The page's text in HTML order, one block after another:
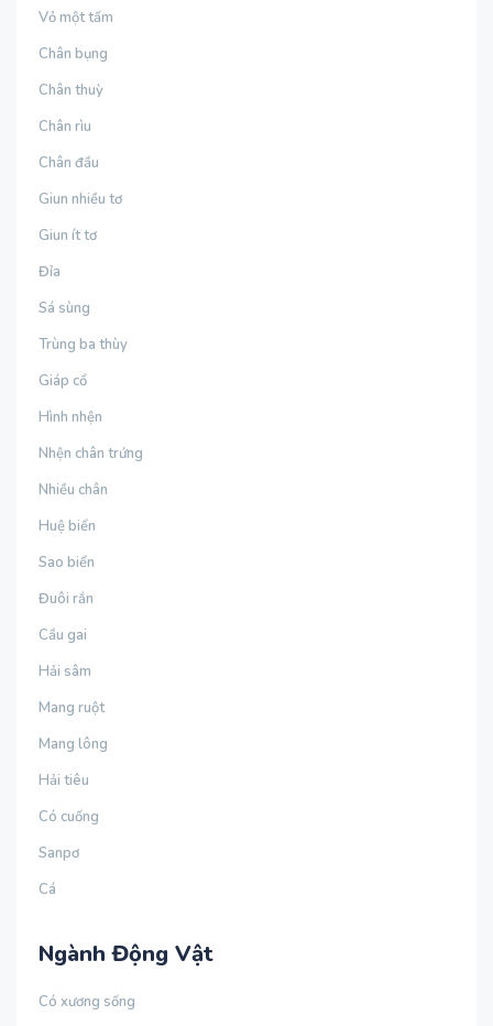
Vỏ một tấm
Chân bụng
Chân thuỳ
Chân rìu
Chân đầu
Giun nhiều tơ
Giun ít tơ
Đỉa
Sá sùng
Trùng ba thùy
Giáp cổ
Hình nhện
Nhện chân trứng
Nhiều chân
Huệ biển
Sao biển
Đuôi rắn
Cầu gai
Hải sâm
Mang ruột
Mang lông
Hải tiêu
Có cuống
Sanpơ
Cá
Ngành Động Vật
Có xương sống